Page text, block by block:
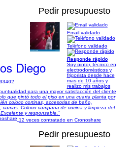
Pedir presupuesto
Diego
Email validado
Teléfono validado
Responde rápido
Soy pintor, técnico en
electrodomésticos y
frigorista desde hace
mas de 10 años y
realizo mis trabajos
para una mayor satisfacción del cliente
que pintó todo el piso en una cuarta planta por
coloco cortinas, accesorias de baño,
camas. Coloco campana de cocina y limpieza del
y responsable."
12 veces contratado en Cronoshare
Pedir presupuesto